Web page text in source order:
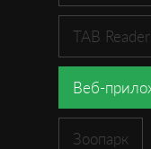
TAB Reader
Веб-
Зоопарк